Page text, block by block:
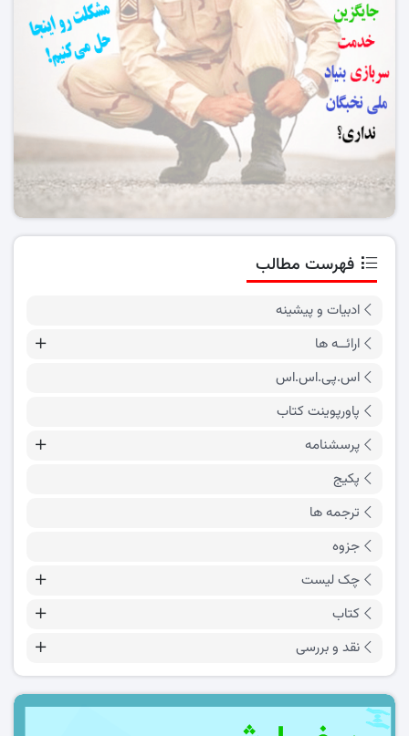
فهرست مطالب
ادبیات و پیشینه
ارائــه ها
اس.پی.اس.اس
پاورپوینت کتاب
پرسشنامه
پکیج
ترجمه ها
جزوه
چک لیست
کتاب
نقد و بررسی